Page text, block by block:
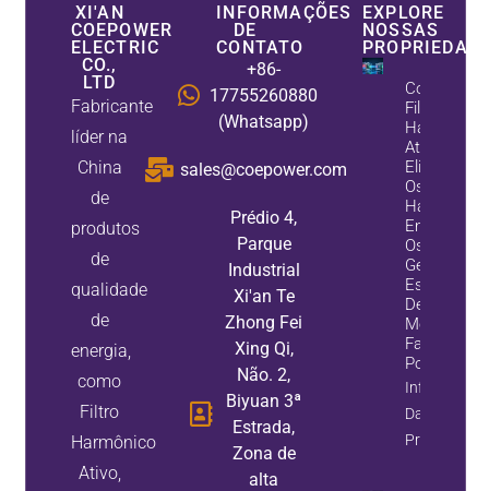
XI'AN
COEPOWER
ELECTRIC
CO.,
LTD
Fabricante
líder na
China
de
produtos
de
qualidade
de
energia,
como
Filtro
Harmônico
Ativo,
INFORMAÇÕES
DE
CONTATO
+86-
17755260880
(Whatsapp)
sales@coepower.com
Prédio 4,
Parque
Industrial
Xi'an Te
Zhong Fei
Xing Qi,
Não. 2,
Biyuan 3ª
Estrada,
Zona de
alta
EXPLORE
NOSSAS
Como Os
Filtros
Ativos
Eliminam
Os
Enquanto
Os
Geradores
Estáticos
De Var
Melhoram
Fator De
Potência
Da
Propriedade